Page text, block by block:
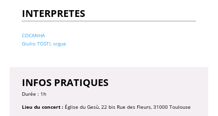
INTERPRETES
COCANHA
Giulio TOSTI, orgue
INFOS PRATIQUES
Durée : 1h
Lieu du concert : Église du Gesù, 22 bis Rue des Fleurs, 31000 Toulouse